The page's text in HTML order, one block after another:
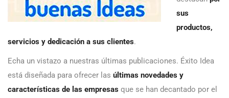
sus
productos,
servicios y dedicación a sus clientes.
Echa un vistazo a nuestras últimas publicaciones. Éxito Idea
está diseñada para ofrecer las últimas novedades y
características de las empresas que se han decantado por el